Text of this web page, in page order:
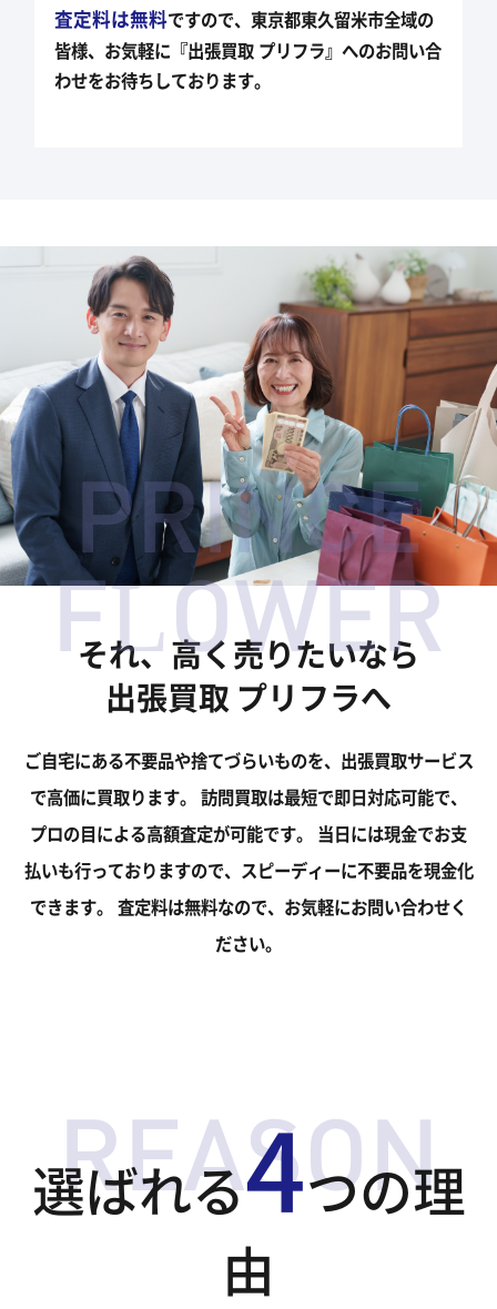
査定料は無料ですので、東京都東久留米市全域の
皆様、お気軽に『出張買取 プリフラ』へのお問い合
わせをお待ちしております。
それ、高く売りたいなら
出張買取 プリフラへ
ご自宅にある不要品や捨てづらいものを、出張買取サービス
で高価に買取ります。 訪問買取は最短で即日対応可能で、
プロの目による高額査定が可能です。
当日には現金でお支
払いも行っておりますので、スピーディーに不要品を現金化
できます。 査定料は無料なので、お気軽にお問い合わせく
ださい。
PRINCE
FLOWER
選ばれる4つの理
由